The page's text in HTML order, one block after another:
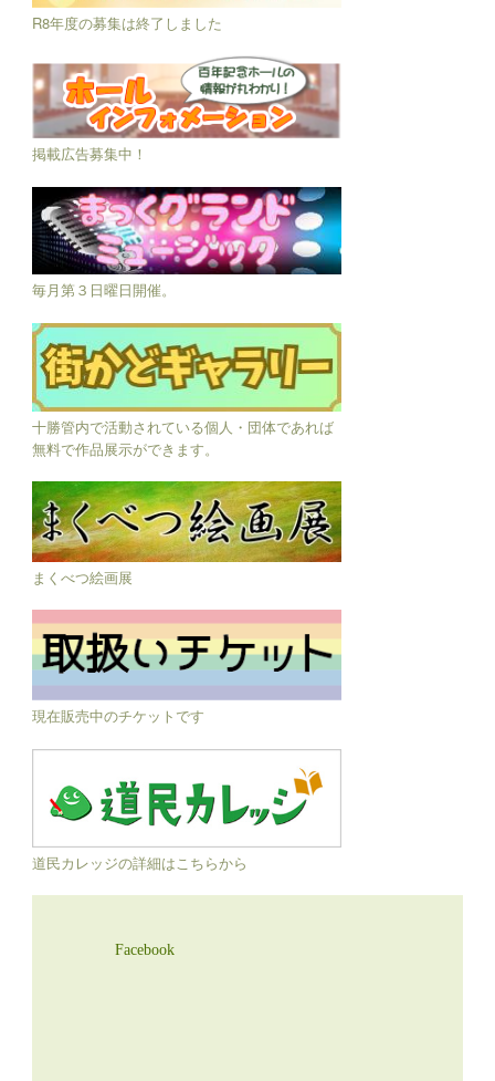
R8年度の募集は終了しました
掲載広告募集中！
毎月第３日曜日開催。
十勝管内で活動されている個人・団体であれば
無料で作品展示ができます。
まくべつ絵画展
現在販売中のチケットです
道民カレッジの詳細はこちらから
Facebook